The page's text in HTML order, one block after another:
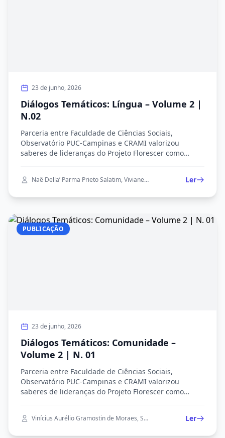
23 de junho, 2026
Diálogos Temáticos: Língua – Volume 2 |
N.02
Parceria entre Faculdade de Ciências Sociais,
Observatório PUC-Campinas e CRAMI valorizou
saberes de lideranças do Projeto Florescer como
palavra geradora "Língua". Diálogo gravado em
Holanda do Nascimento, orientação da Profa. Dra.
Camilla Massaro.
Naê Della’ Parma Prieto Salatim, Viviane Corrêa de Oliveira Valentim, Wilian Duarte Salles, Alice Holanda do Nascimento, Camilla Marcondes Massaro Ler
PUBLICAÇÃO
23 de junho, 2026
Diálogos Temáticos: Comunidade –
Volume 2 | N. 01
Parceria entre Faculdade de Ciências Sociais,
Observatório PUC-Campinas e CRAMI valorizou
saberes de lideranças do Projeto Florescer como
palavra geradora "Comunidade". Diálogo gravado em
Vinícius Aurélio Gramostin de Moraes, Sueli Aparecida Baldini da Silva, Isabela Pereira Rocha, Camilla Marcondes Massaro Ler